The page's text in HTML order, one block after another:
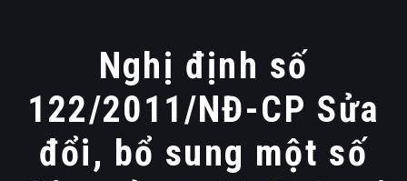
Nghị định số
122/2011/NĐ-CP Sửa
đổi, bổ sung một số